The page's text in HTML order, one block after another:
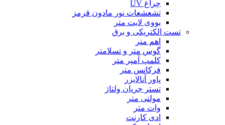
چراغ UV
تشعشعات نور مادون قرمز
یووی لایت متر
تست الکتریکی و برق
اهم متر
گوس متر و تسلامتر
کلمپ آمپر متر
فرکانس متر
پاور آنالایزر
تستر جریان ولتاژ
مولتی متر
وات متر
ادی کارنت